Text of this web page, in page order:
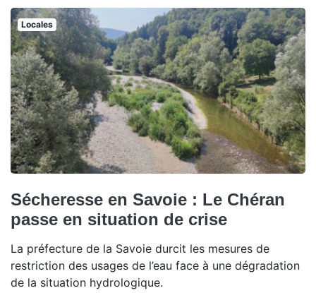
Locales
Sécheresse en Savoie : Le Chéran
passe en situation de crise
La préfecture de la Savoie durcit les mesures de
restriction des usages de l’eau face à une dégradation
de la situation hydrologique.